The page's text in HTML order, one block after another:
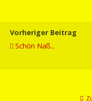
Vorheriger Beitrag
Schön Naß...